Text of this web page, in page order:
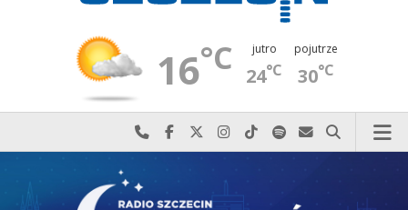
16°C jutro
24°C
pojutrze
30°C
Najlepiej po prostu do nas zadzwoń
Odwiedź nas na Facebook-u
Odwiedź nas na X
Odwiedź nas na Instagram-ie
Odwiedź nas na TikTok-u
Szukaj nas na Spotify
Wyślij do nas
Szukaj